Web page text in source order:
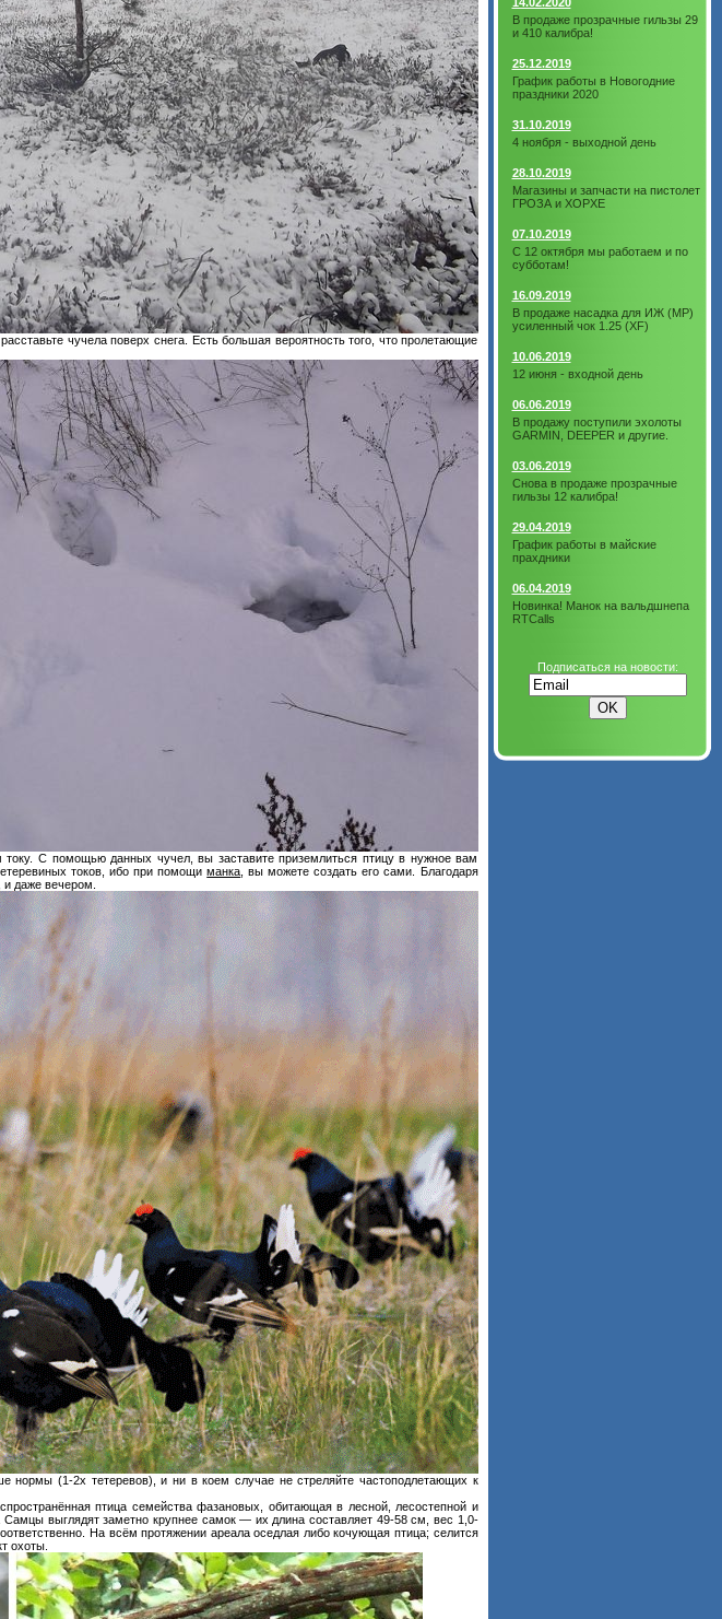
чучела поверх снега. Есть большая вероятность того, что пролетающие
току. С помощью данных чучел, вы заставите приземлиться птицу в нужное вам
токов, ибо при помощиманка , вы можете создать его сами. Благодаря
даже вечером.
нормы (1-2х тетеревов), и ни в коем случае не стреляйте частоподлетающих к
птица семейства фазановых, обитающая в лесной, лесостепной и
Самцы выглядят заметно крупнее самок — их длина составляет 49-58 см, вес 1,0-
На всём протяжении ареала оседлая либо кочующая птица; селится
охоты.
В продаже прозрачные гильзы 29
и 410 калибра!
25.12.2019
График работы в Новогодние
праздники 2020
31.10.2019
4 ноября - выходной день
28.10.2019
Магазины и запчасти на пистолет
ГРОЗА и ХОРХЕ
07.10.2019
С 12 октября мы работаем и по
субботам!
16.09.2019
В продаже насадка для ИЖ (МР)
усиленный чок 1.25 (XF)
10.06.2019
12 июня - входной день
06.06.2019
В продажу поступили эхолоты
GARMIN, DEEPER и другие.
03.06.2019
Снова в продаже прозрачные
гильзы 12 калибра!
29.04.2019
График работы в майские
прахдники
06.04.2019
Новинка! Манок на вальдшнепа
RTCalls
Подписаться на новости: